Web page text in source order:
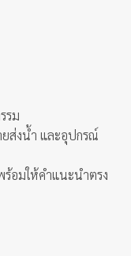
รม
ส่งน้ำ และอุปกรณ์
อมให้คำแนะนำตรง